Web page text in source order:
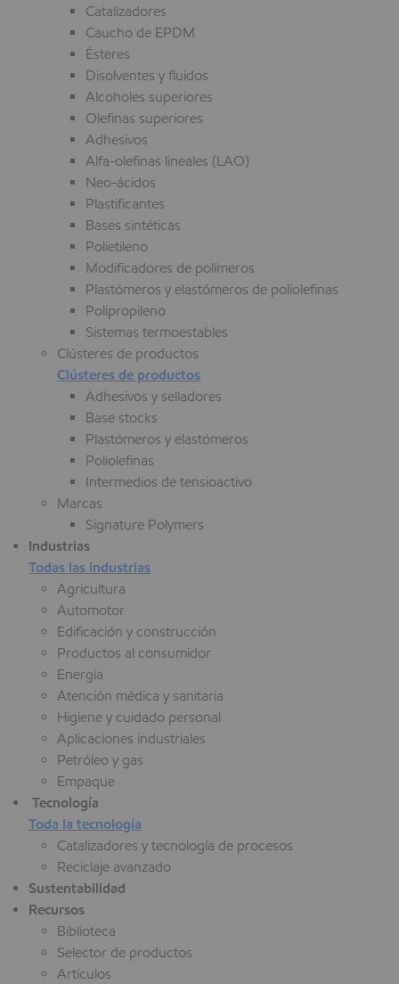
Catalizadores
Caucho de EPDM
Ésteres
Disolventes y fluidos
Alcoholes superiores
Olefinas superiores
Adhesivos
Alfa-olefinas lineales (LAO)
Neo-ácidos
Plastificantes
Bases sintéticas
Polietileno
Modificadores de polímeros
Plastómeros y elastómeros de poliolefinas
Polipropileno
Sistemas termoestables
Clústeres de productos
Clústeres de productos
Adhesivos y selladores
Base stocks
Plastómeros y elastómeros
Poliolefinas
Intermedios de tensioactivo
Marcas
Signature Polymers
Industrias
Todas las industrias
Agricultura
Automotor
Edificación y construcción
Productos al consumidor
Energía
Atención médica y sanitaria
Higiene y cuidado personal
Aplicaciones industriales
Petróleo y gas
Empaque
Tecnología
Toda la tecnología
Catalizadores y tecnología de procesos
Reciclaje avanzado
Sustentabilidad
Recursos
Biblioteca
Selector de productos
Artículos